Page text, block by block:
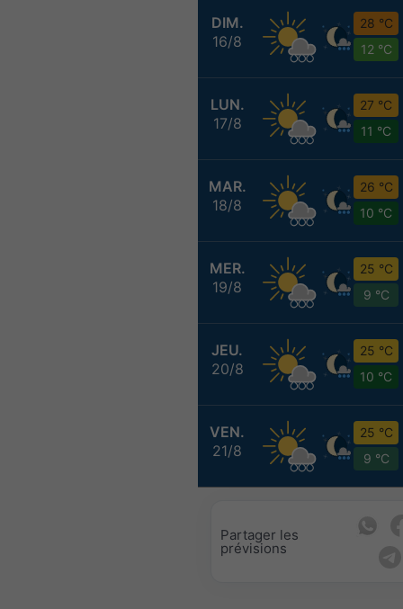
DIM.
16/8
28 °C
12 °C
LUN.
17/8
27 °C
11 °C
MAR.
18/8
26 °C
10 °C
MER.
19/8
25 °C
9 °C
JEU.
20/8
25 °C
10 °C
VEN.
21/8
25 °C
9 °C
Partager les
prévisions